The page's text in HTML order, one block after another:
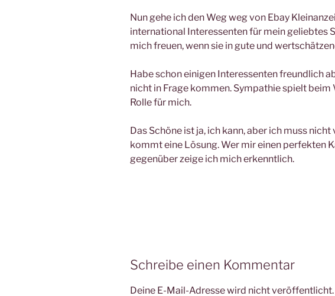
Nun gehe ich den Weg weg von Ebay
international Interessenten für mein geliebtes
mich freuen, wenn sie in gute und
Habe schon einigen Interessenten freundlich
nicht in Frage kommen. Sympathie spielt beim
Rolle für mich.
Das Schöne ist ja, ich kann, aber ich muss
kommt eine Lösung. Wer mir einen perfekten
gegenüber zeige ich mich erkenntlich.
Schreibe einen Kommentar
Deine E-Mail-Adresse wird nicht veröffentlicht.